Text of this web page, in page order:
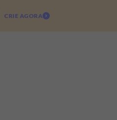
CRIE AGORA